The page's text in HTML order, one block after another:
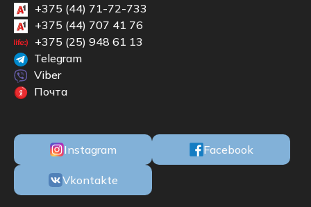
+375 (44) 71-72-733
+375 (44) 707 41 76
+375 (25) 948 61 13
Telegram
Viber
Почта
Instagram Facebook
Vkontakte